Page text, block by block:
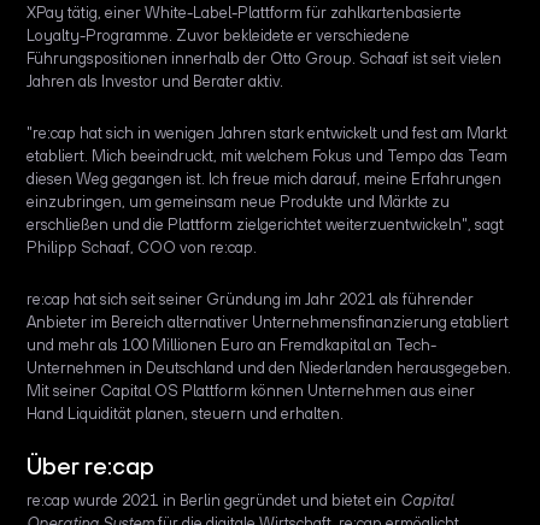
XPay tätig, einer White-Label-Plattform für zahlkartenbasierte
Loyalty-Programme. Zuvor bekleidete er verschiedene
Führungspositionen innerhalb der Otto Group. Schaaf ist seit vielen
Jahren als Investor und Berater aktiv.
"re:cap hat sich in wenigen Jahren stark entwickelt und fest am Markt
etabliert. Mich beeindruckt, mit welchem Fokus und Tempo das Team
diesen Weg gegangen ist. Ich freue mich darauf, meine Erfahrungen
einzubringen, um gemeinsam neue Produkte und Märkte zu
erschließen und die Plattform zielgerichtet weiterzuentwickeln", sagt
Philipp Schaaf, COO von re:cap.
re:cap hat sich seit seiner Gründung im Jahr 2021 als führender
Anbieter im Bereich alternativer Unternehmensfinanzierung etabliert
und mehr als 100 Millionen Euro an Fremdkapital an Tech-
Unternehmen in Deutschland und den Niederlanden herausgegeben.
Mit seiner Capital OS Plattform können Unternehmen aus einer
Hand Liquidität planen, steuern und erhalten.
Über re:cap
re:cap wurde 2021 in Berlin gegründet und bietet ein Capital